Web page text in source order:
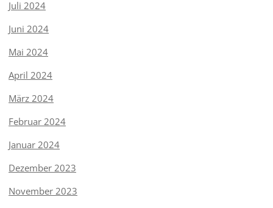
Juli 2024
Juni 2024
Mai 2024
April 2024
März 2024
Februar 2024
Januar 2024
Dezember 2023
November 2023